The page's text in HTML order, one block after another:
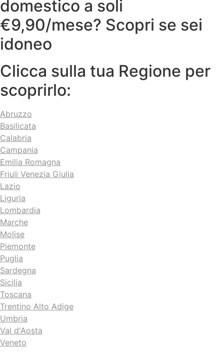
domestico a soli
€9,90/mese? Scopri se sei
idoneo
Clicca sulla tua Regione per
scoprirlo:
Abruzzo
Basilicata
Calabria
Campania
Emilia Romagna
Friuli Venezia Giulia
Lazio
Liguria
Lombardia
Marche
Molise
Piemonte
Puglia
Sardegna
Sicilia
Toscana
Trentino Alto Adige
Umbria
Val d'Aosta
Veneto